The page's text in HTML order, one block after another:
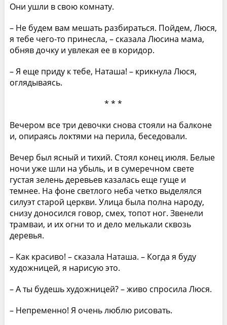
Они ушли в свою комнату.
– Не будем вам мешать разбираться. Пойдем, Люся,
я тебе чего-то принесла, – сказала Люсина мама,
обняв дочку и увлекая ее в коридор.
– Я еще приду к тебе, Наташа! – крикнула Люся,
оглядываясь.
* * *
Вечером все три девочки снова стояли на балконе
и, опираясь локтями на перила, беседовали.
Вечер был ясный и тихий. Стоял конец июля. Белые
ночи уже шли на убыль, и в сумеречном свете
густая зелень деревьев казалась еще гуще и
темнее. На фоне светлого неба четко выделялся
силуэт старой церкви. Улица была полна народу,
снизу доносился говор, смех, топот ног. Звенели
трамваи, и их огни то и дело мелькали сквозь
деревья.
– Как красиво! – сказала Наташа. – Когда я буду
художницей, я нарисую это.
– А ты будешь художницей? – живо спросила Люся.
– Непременно! Я очень люблю рисовать.